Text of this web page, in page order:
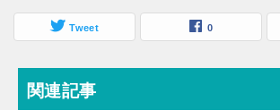
Tweet 0
関連記事